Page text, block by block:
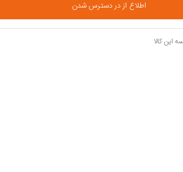
اطلاع از در دسترس شدن
این کالا